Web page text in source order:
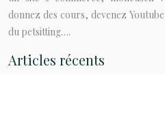
donnez des cours, devenez
du petsitting….
Articles récents